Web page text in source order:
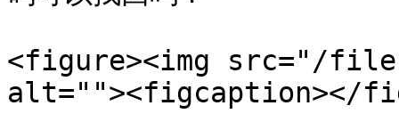
<figure><img src="/files/
alt=""><figcaption></